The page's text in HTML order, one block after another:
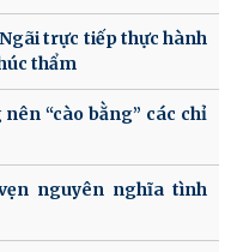
trực tiếp thực hành
thẩm
“cào bằng” các chỉ
nguyên nghĩa tình